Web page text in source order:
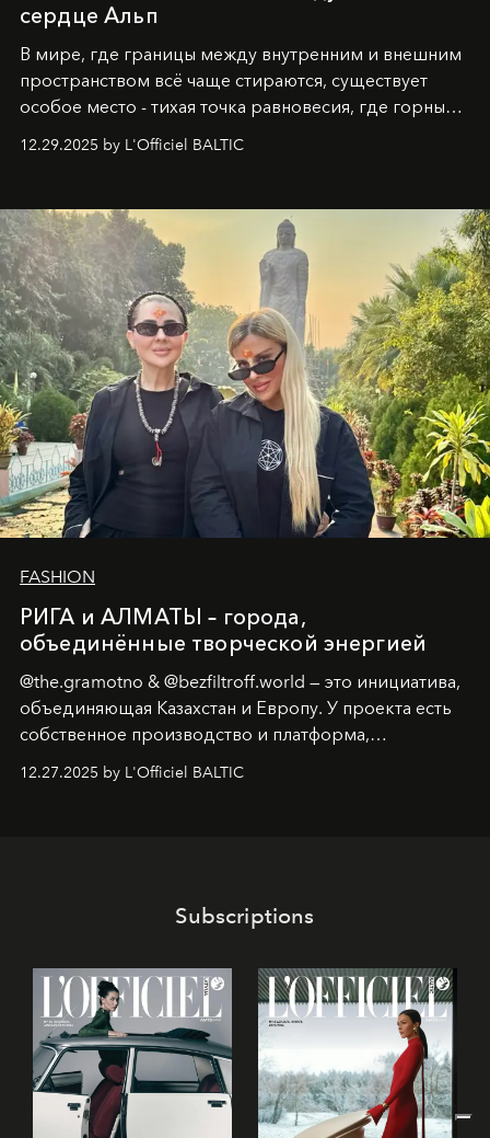
сердце Альп
В мире, где границы между внутренним и внешним
пространством всё чаще стираются, существует
особое место - тихая точка равновесия, где горные
вершины Швейцарии встречаются с бездонными
глубинами человеческой души. Здесь, на стыке
Ольга Потапова - женщина, чей путь от поиска
истины превратился в искусство превращения
человеческих кризисов в возможности для
возрождения.
12.29.2025 by L'Officiel BALTIC
FASHION
РИГА и АЛМАТЫ – города,
объединённые творческой энергией
@the.gramotno & @bezfiltroff.world — это инициатива,
объединяющая Казахстан и Европу. У проекта есть
собственное производство и платформа,
предоставляющая возможности, поддержку и
решения для дизайнеров и молодых брендов.
12.27.2025 by L'Officiel BALTIC
Subscriptions